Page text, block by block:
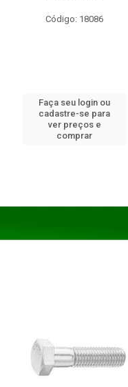
Código: 18086
Faça seu login ou
cadastre-se para
ver preços e
comprar